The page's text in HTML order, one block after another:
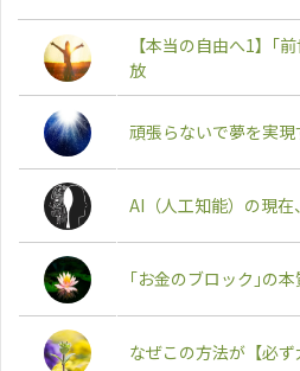
【本当の自由へ1】｢
放
頑張らないで夢を実
AI（人工知能）の現
｢お金のブロック｣の本
なぜこの方法が【必